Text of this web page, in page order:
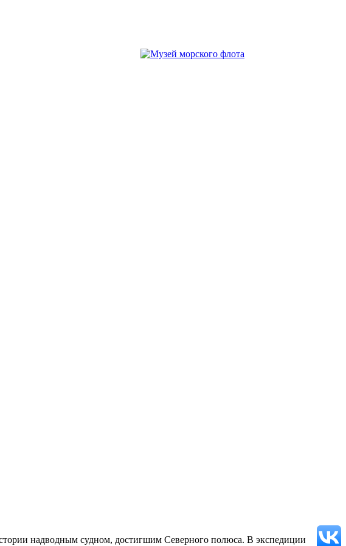
надводным судном, достигшим Северного полюса. В экспедиции